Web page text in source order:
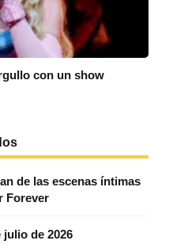
con un show
de las escenas íntimas
Forever
julio de 2026